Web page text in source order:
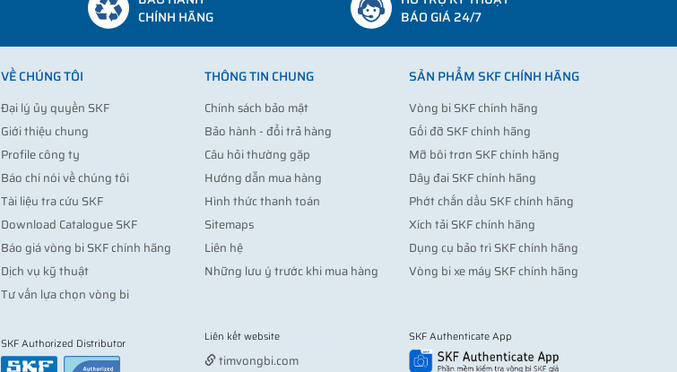
CHÍNH HÃNG
BÁO GIÁ 24/7
VỀ CHÚNG TÔI
Đại lý ủy quyền SKF
Giới thiệu chung
Profile công ty
Báo chí nói về chúng tôi
Tài liệu tra cứu SKF
Download Catalogue SKF
Báo giá vòng bi SKF chính hãng
Dịch vụ kỹ thuật
Tư vấn lựa chọn vòng bi
SKF Authorized Distributor
THÔNG TIN CHUNG
Chính sách bảo mật
Bảo hành - đổi trả hàng
Câu hỏi thường gặp
Hướng dẫn mua hàng
Hình thức thanh toán
Sitemaps
Liên hệ
Những lưu ý trước khi mua hàng
Liên kết website
timvongbi.com
SẢN PHẨM SKF CHÍNH HÃNG
Vòng bi SKF chính hãng
Gối đỡ SKF chính hãng
Mỡ bôi trơn SKF chính hãng
Dây đai SKF chính hãng
Phớt chắn dầu SKF chính hãng
Xích tải SKF chính hãng
Dụng cụ bảo trì SKF chính hãng
Vòng bi xe máy SKF chính hãng
SKF Authenticate App